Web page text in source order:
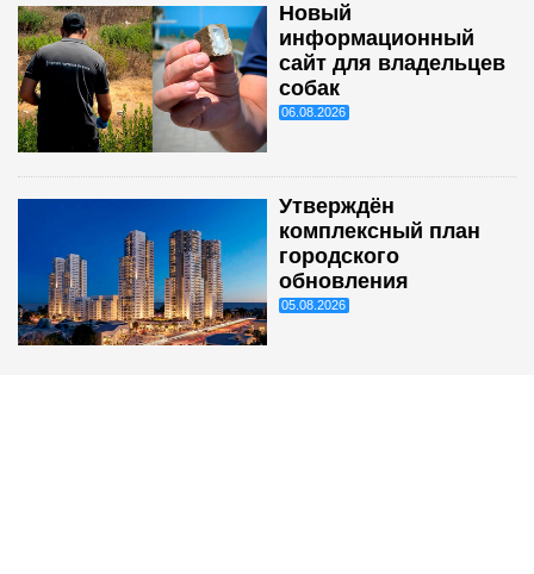
Новый
информационный
сайт для владельцев
собак
06.08.2026
Утверждён
комплексный план
городского
обновления
05.08.2026